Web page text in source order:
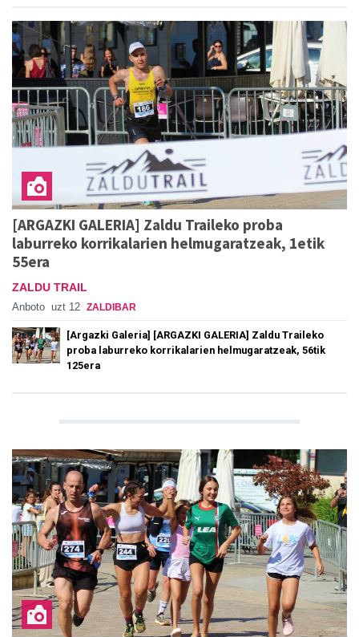
[ARGAZKI GALERIA] Zaldu Traileko proba
laburreko korrikalarien helmugaratzeak, 1etik
55era
ZALDU TRAIL
Anboto uzt 12 ZALDIBAR
[Argazki Galeria] [ARGAZKI GALERIA] Zaldu Traileko
proba laburreko korrikalarien helmugaratzeak, 56tik
125era